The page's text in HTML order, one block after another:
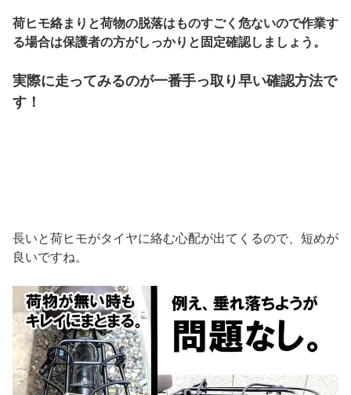
荷ヒモ絡まりと荷物の脱落はものすごく危ないので作業す
る場合は保護者の方がしっかりと固定確認しましょう。
実際に走ってみるのが一番手っ取り早い確認方法で
す！
長いと荷ヒモがタイヤに絡む心配が出てくるので、短めが
良いですね。